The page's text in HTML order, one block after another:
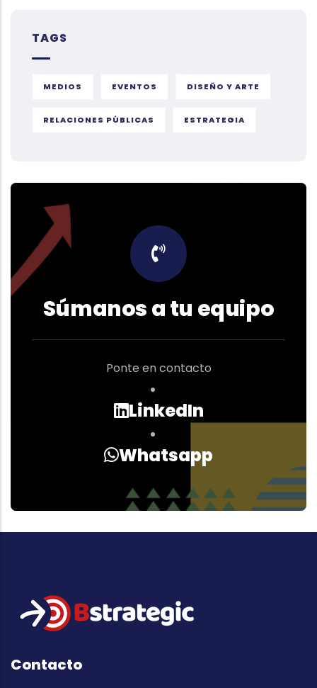
TAGS
MEDIOS EVENTOS DISEÑO Y ARTE
RELACIONES PÚBLICAS ESTRATEGIA
Súmanos a tu equipo
Ponte en contacto
LinkedIn
Whatsapp
Contacto